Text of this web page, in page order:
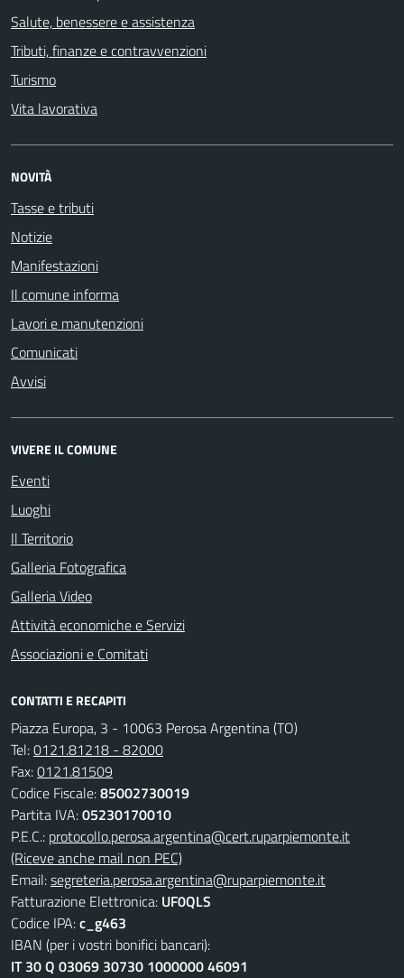
Salute, benessere e assistenza
Tributi, finanze e contravvenzioni
Turismo
Vita lavorativa
NOVITÀ
Tasse e tributi
Notizie
Manifestazioni
Il comune informa
Lavori e manutenzioni
Comunicati
Avvisi
VIVERE IL COMUNE
Eventi
Luoghi
Il Territorio
Galleria Fotografica
Galleria Video
Attività economiche e Servizi
Associazioni e Comitati
CONTATTI E RECAPITI
Piazza Europa, 3 - 10063 Perosa Argentina (TO)
Tel:0121.81218 - 82000
Fax:0121.81509
Codice Fiscale:85002730019
Partita IVA:05230170010
P.E.C.: protocollo.perosa.argentina@cert.ruparpiemonte.it
(Riceve anche mail non PEC)
Email:segreteria.perosa.argentina@ruparpiemonte.it
Fatturazione Elettronica: UF0QLS
Codice IPA:c_g463
IBAN (per i vostri bonifici bancari):
IT 30 Q 03069 30730 1000000 46091